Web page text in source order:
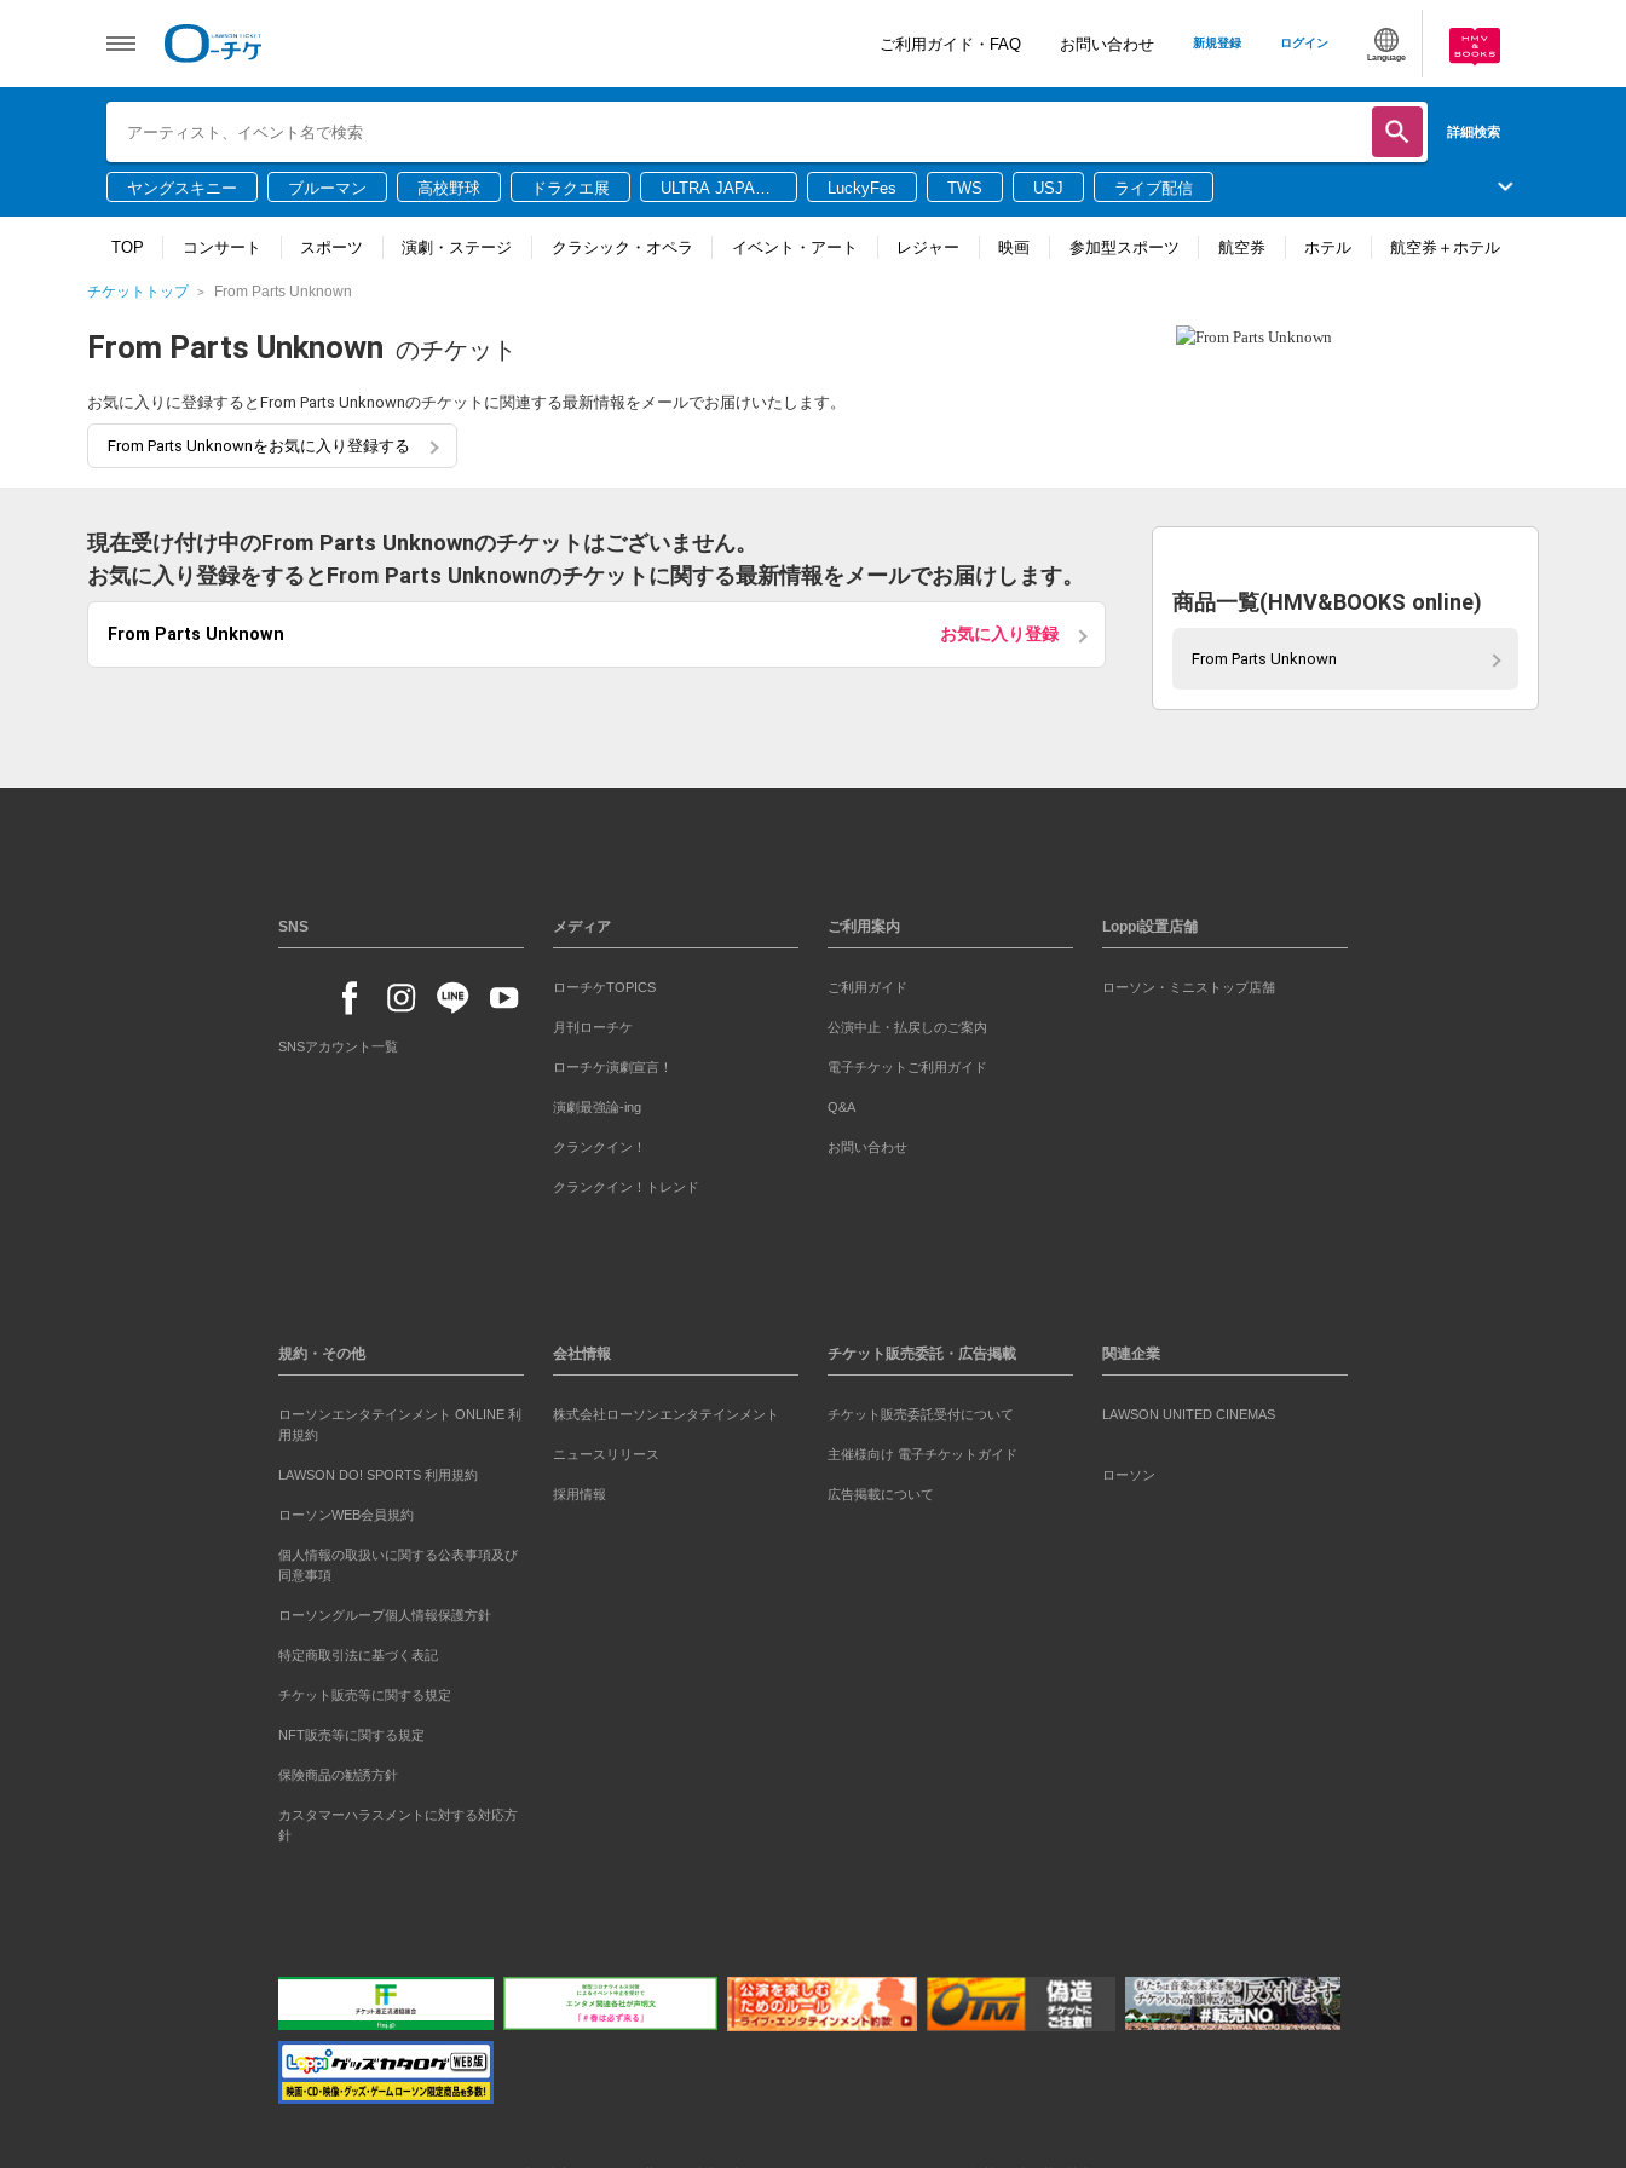
ご利用ガイド・FAQ お問い合わせ 新規登録 ログイン
Language
詳細検索
ヤングスキニー ブルーマン 高校野球 ドラクエ展
ULTRA JAPAN
LuckyFes TWS USJ ライブ配信
TOP コンサート スポーツ 演劇・ステージ クラシック・オペラ イベント・アート レジャー 映画 参加型スポーツ 航空券 ホテル 航空券＋ホテル
チケットトップ From Parts Unknown
From Parts Unknown のチケット
お気に入りに登録するとFrom Parts Unknownのチケットに関連する最新情報をメールでお届けいたします。
From Parts Unknownをお気に入り登録する
現在受け付け中のFrom Parts Unknownのチケットはございません。
お気に入り登録をするとFrom Parts Unknownのチケットに関する最新情報をメールでお届けします。
From Parts Unknown お気に入り登録
商品一覧(HMV&BOOKS online)
From Parts Unknown
SNS
SNSアカウント一覧
メディア
ローチケTOPICS
月刊ローチケ
ローチケ演劇宣言！
演劇最強論-ing
クランクイン！
クランクイン！トレンド
ご利用案内
ご利用ガイド
公演中止・払戻しのご案内
電子チケットご利用ガイド
Q&A
お問い合わせ
Loppi設置店舗
ローソン・ミニストップ店舗
規約・その他
ローソンエンタテインメント ONLINE 利
用規約
LAWSON DO! SPORTS 利用規約
ローソンWEB会員規約
個人情報の取扱いに関する公表事項及び
同意事項
ローソングループ個人情報保護方針
特定商取引法に基づく表記
チケット販売等に関する規定
NFT販売等に関する規定
保険商品の勧誘方針
カスタマーハラスメントに対する対応方
針
会社情報
株式会社ローソンエンタテインメント
ニュースリリース
採用情報
チケット販売委託・広告掲載
チケット販売委託受付について
主催様向け 電子チケットガイド
広告掲載について
関連企業
LAWSON UNITED CINEMAS
ローソン